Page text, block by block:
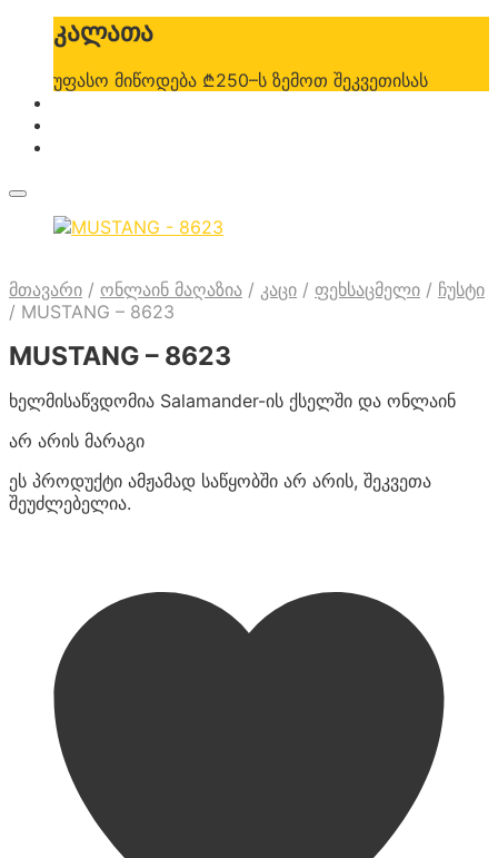
კალათა
უფასო მიწოდება ₾250–ს ზემოთ შეკვეთისას
მთავარი / ონლაინ მაღაზია / კაცი / ფეხსაცმელი / ჩუსტი
/ MUSTANG – 8623
MUSTANG – 8623
ხელმისაწვდომია Salamander-ის ქსელში და ონლაინ
არ არის მარაგი
ეს პროდუქტი ამჟამად საწყობში არ არის, შეკვეთა
შეუძლებელია.